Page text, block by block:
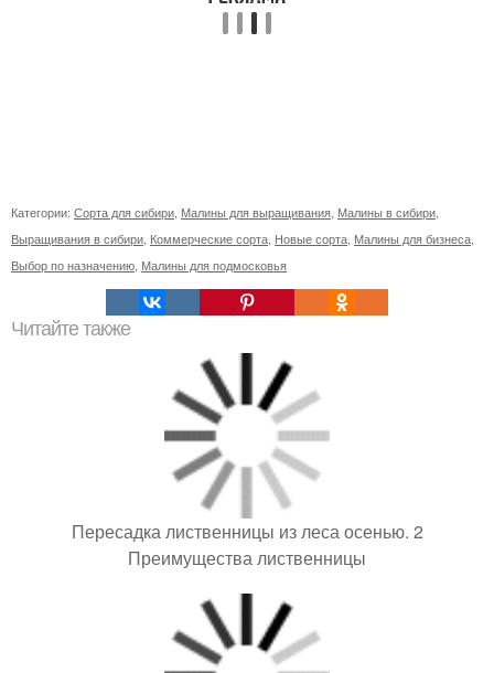
Категории: Сорта для сибири Малины для выращивания Малины в сибири
Выращивания в сибири Коммерческие сорта Новые сорта Малины для бизнеса
Выбор по назначению Малины для подмосковья
Читайте также
Пересадка лиственницы из леса осенью. 2
Преимущества лиственницы
Интересная идея для дачного туалета.